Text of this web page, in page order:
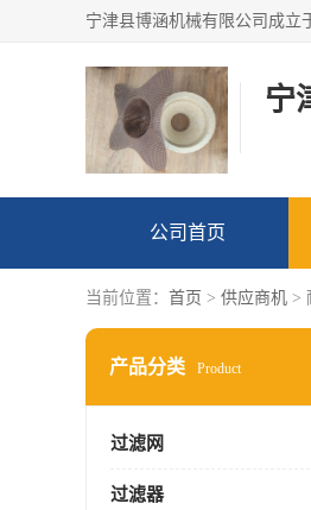
宁
公司首页
当前位置： 首页 > 供应商机 >
产品分类 Product
过滤网
过滤器